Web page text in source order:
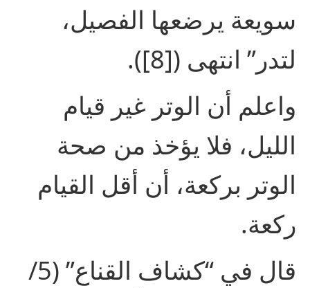
سويعة يرضعها الفصيل،
لتدر” انتهى ([8]).
واعلم أن الوتر غير قيام
الليل، فلا يؤخذ من صحة
الوتر بركعة، أن أقل القيام
ركعة.
قال في “كشاف القناع” (5/